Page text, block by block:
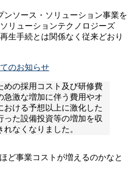
ンソース・ソリューション事業を
リューションテクノロジーズ
生手続とは関係なく従来どおり
のお知らせ
めの採用コスト及び研修費
急激な増加に伴う費用やオ
おける予想以上に激化した
った設備投資等の増加を収
なくなりました。
ど事業コストが増えるのかなと